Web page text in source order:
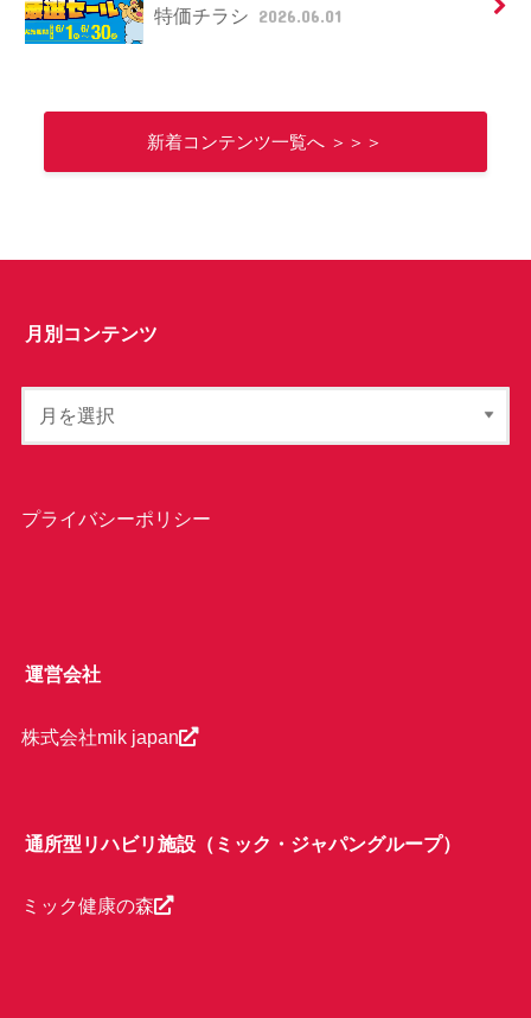
特価チラシ 2026.06.01
新着コンテンツ一覧へ ＞＞＞
月別コンテンツ
プライバシーポリシー
運営会社
株式会社mik japan
通所型リハビリ施設（ミック・ジャパングループ）
ミック健康の森